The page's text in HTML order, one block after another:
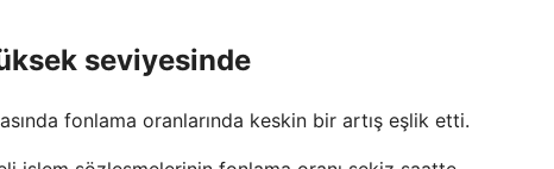
seviyesinde
fonlama oranlarında keskin bir artış eşlik etti.